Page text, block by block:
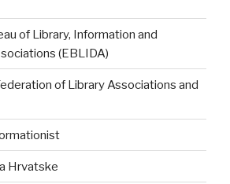
of Library, Information and
(EBLIDA)
of Library Associations and
Hrvatske